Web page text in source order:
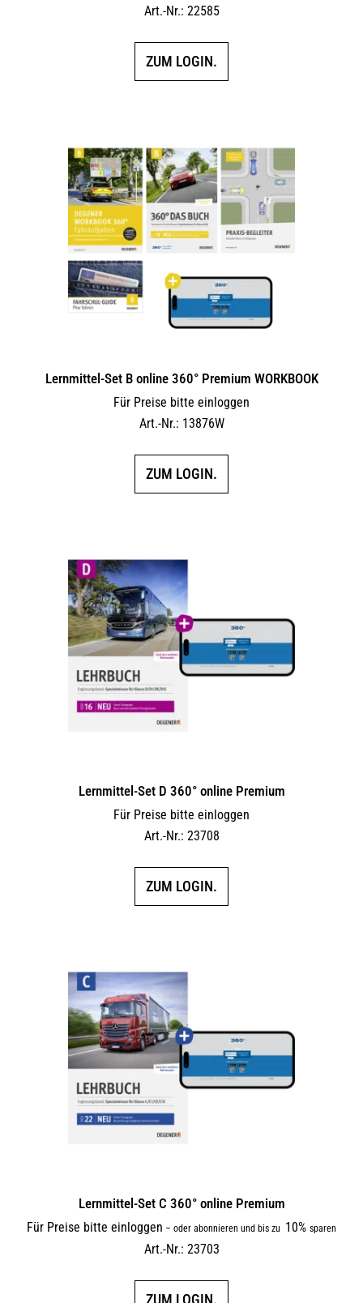
Art.-Nr.: 22585
ZUM LOGIN.
Lernmittel-Set B online 360° Premium WORKBOOK
Für Preise bitte einloggen
Art.-Nr.: 13876W
ZUM LOGIN.
Lernmittel-Set D 360° online Premium
Für Preise bitte einloggen
Art.-Nr.: 23708
ZUM LOGIN.
Lernmittel-Set C 360° online Premium
Für Preise bitte einloggen – oder abonnieren und bis zu 10% sparen
Art.-Nr.: 23703
ZUM LOGIN.